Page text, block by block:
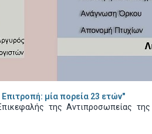
μία πορεία 23 ετών"
της Αντιπροσωπείας